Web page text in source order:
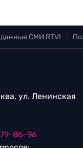
СМИ RTVI
ул. Ленинская
86-96